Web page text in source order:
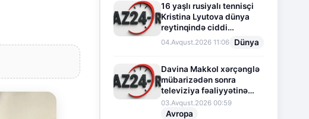
16 yaşlı rusiyalı tennisçi
Kristina Lyutova dünya
reytinqində ciddi
irəliləyişə imza atdı
04.Avqust.2026 11:06 Dünya
Davina Makkol xərçənglə
mübarizədən sonra
televiziya fəaliyyətinə
fasilə verir
03.Avqust.2026 00:59
Avropa